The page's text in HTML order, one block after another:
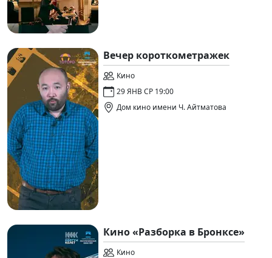
Вечер короткометражек
Кино
29 ЯНВ СР 19:00
Дом кино имени Ч. Айтматова
Кино «Разборка в Бронксе»
Кино